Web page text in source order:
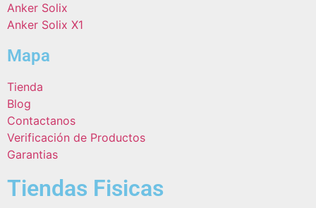
Anker Solix
Anker Solix X1
Mapa
Tienda
Blog
Contactanos
Verificación de Productos
Garantias
Tiendas Fisicas